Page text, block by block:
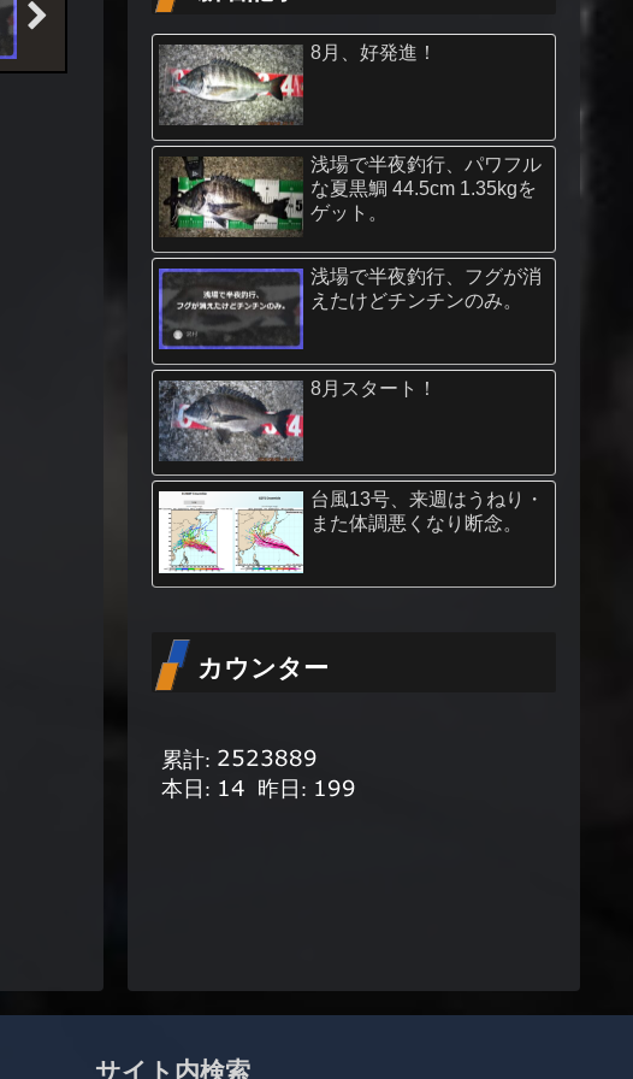
8月、好発進！
浅場で半夜釣行、パワフル
な夏黒鯛 44.5cm 1.35kgを
ゲット。
浅場で半夜釣行、フグが消
えたけどチンチンのみ。
8月スタート！
台風13号、来週はうねり・
また体調悪くなり断念。
カウンター
サイト内検索